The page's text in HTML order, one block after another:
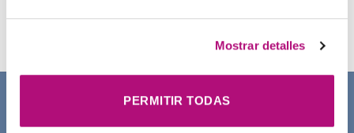
Mostrar detalles
PERMITIR TODAS
SOBRE NOSOTROS